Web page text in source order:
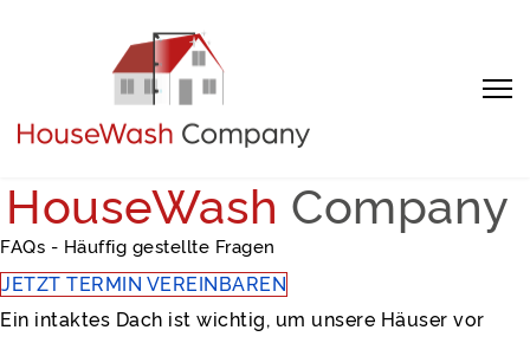
Sprache auswählen
HouseWash Company
FAQs - Häuffig gestellte Fragen
JETZT TERMIN VEREINBAREN
Ein intaktes Dach ist wichtig, um unsere Häuser vor